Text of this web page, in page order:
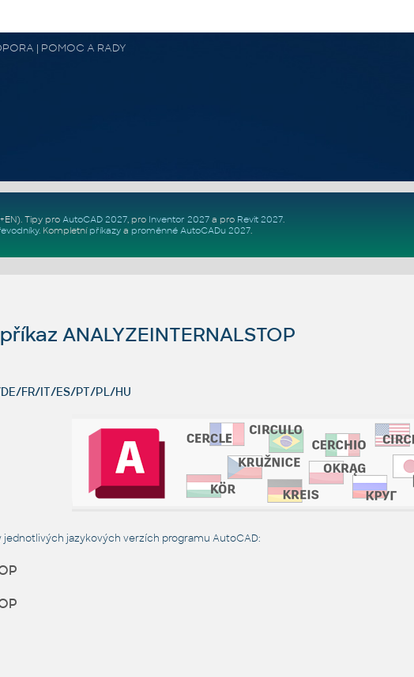
| POMOC A RADY
. Tipy pro AutoCAD 2027, pro Inventor 2027a pro Revit 2027.
. Kompletní příkazya proměnné AutoCADu 2027.
ANALYZEINTERNALSTOP
FR/IT/ES/PT/PL/HU
jednotlivých jazykových verzích programu AutoCAD: